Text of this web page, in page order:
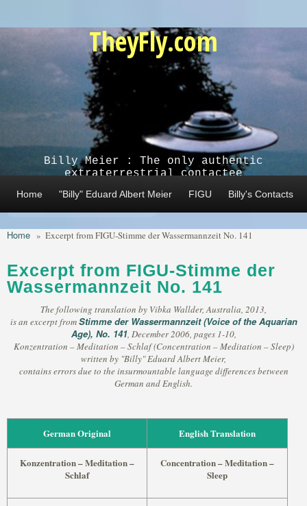
TheyFly.com
Billy Meier : The only authentic
extraterrestrial contactee
Home "Billy" Eduard Albert Meier FIGU Billy's Contacts
Home » Excerpt from FIGU-Stimme der Wassermannzeit No. 141
Excerpt from FIGU-Stimme der
Wassermannzeit No. 141
The following translation by Vibka Wallder, Australia, 2013,
is an excerpt fromStimme der Wassermannzeit (Voice of the Aquarian
Age), No. 141, December 2006, pages 1-10,
Konzentration – Meditation – Schlaf (Concentration – Meditation – Sleep)
written by "Billy" Eduard Albert Meier,
contains errors due to the insurmountable language differences between
German and English.
German Original English Translation
Konzentration – Meditation –
Schlaf
Concentration – Meditation –
Sleep